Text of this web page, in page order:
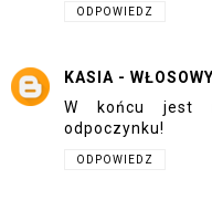
ODPOWIEDZ
KASIA -
W końcu jest
odpoczynku!
ODPOWIEDZ